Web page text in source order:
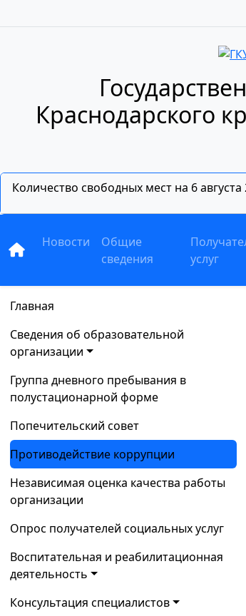
Краснодарского
Количество свободных мест на 6
Новости
Общие
сведения
услуг
Главная
Сведения об образовательной
организации
Группа дневного пребывания в
полустационарной форме
Попечительский совет
Противодействие коррупции
Независимая оценка качества работы
организации
Опрос получателей социальных услуг
Воспитательная и реабилитационная
деятельность
Консультация специалистов